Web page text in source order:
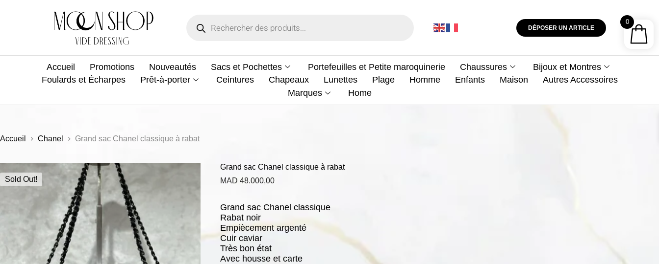
DÉPOSER UN ARTICLE
Accueil Promotions Nouveautés Sacs et Pochettes Portefeuilles et Petite maroquinerie Chaussures
Bijoux et Montres
Foulards et Écharpes
Prêt-à-porter Ceintures Chapeaux Lunettes Plage Homme Enfants Maison
Autres Accessoires
Marques
Home
Accueil Chanel Grand sac Chanel classique à rabat
Sold Out!
Grand sac Chanel classique à rabat
MAD 48.000,00
Grand sac Chanel classique
Rabat noir
Empiècement argenté
Cuir caviar
Très bon état
Avec housse et carte
0